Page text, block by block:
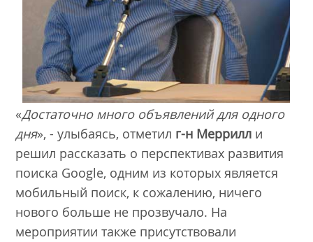
«Достаточно много объявлений для одного
дня», - улыбаясь, отметил г-н Меррилл и
решил рассказать о перспективах развития
поиска Google, одним из которых является
мобильный поиск, к сожалению, ничего
нового больше не прозвучало. На
мероприятии также присутствовали